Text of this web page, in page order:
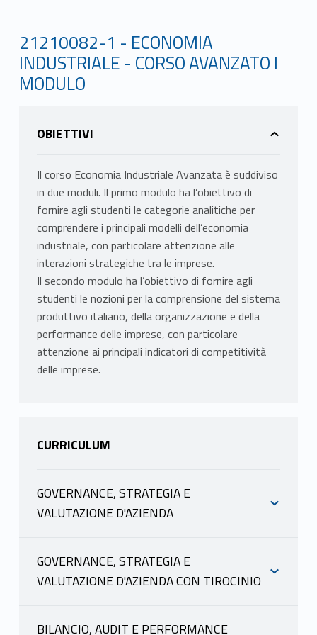
21210082-1 - ECONOMIA
INDUSTRIALE - CORSO AVANZATO I
MODULO
OBIETTIVI
Il corso Economia Industriale Avanzata è suddiviso
in due moduli. Il primo modulo ha l’obiettivo di
fornire agli studenti le categorie analitiche per
comprendere i principali modelli dell’economia
industriale, con particolare attenzione alle
interazioni strategiche tra le imprese.
Il secondo modulo ha l’obiettivo di fornire agli
studenti le nozioni per la comprensione del sistema
produttivo italiano, della organizzazione e della
performance delle imprese, con particolare
attenzione ai principali indicatori di competitività
delle imprese.
CURRICULUM
GOVERNANCE, STRATEGIA E
VALUTAZIONE D'AZIENDA
POTESTIO MARIA PAOLA
materiale didattico
GOVERNANCE, STRATEGIA E
VALUTAZIONE D'AZIENDA CON TIROCINIO
BILANCIO, AUDIT E PERFORMANCE